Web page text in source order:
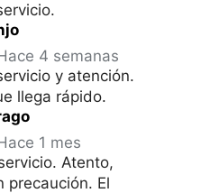
4 semanas
y atención.
llega rápido.
1 mes
Atento,
precaución. El